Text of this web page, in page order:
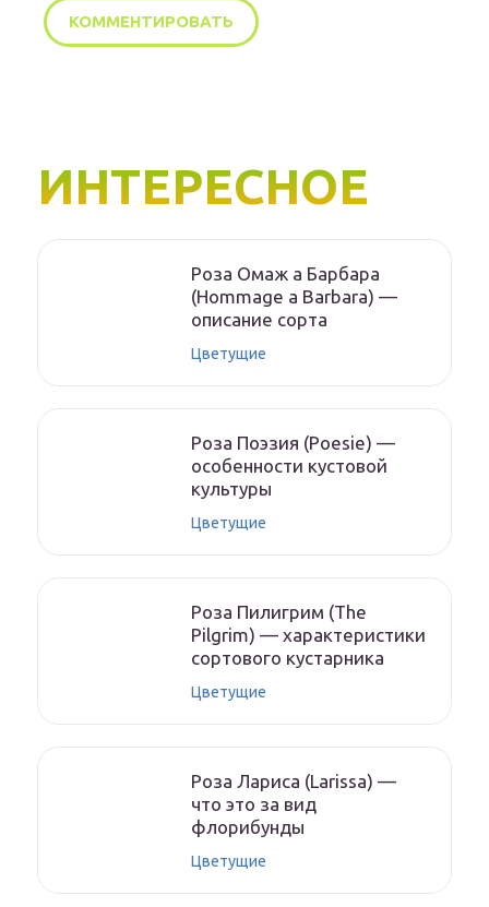
ИНТЕРЕСНОЕ
Роза Омаж а Барбара
(Hommage a Barbara) —
описание сорта
Цветущие
Роза Поэзия (Poesie) —
особенности кустовой
культуры
Цветущие
Роза Пилигрим (The
Pilgrim) — характеристики
сортового кустарника
Цветущие
Роза Лариса (Larissa) —
что это за вид
флорибунды
Цветущие